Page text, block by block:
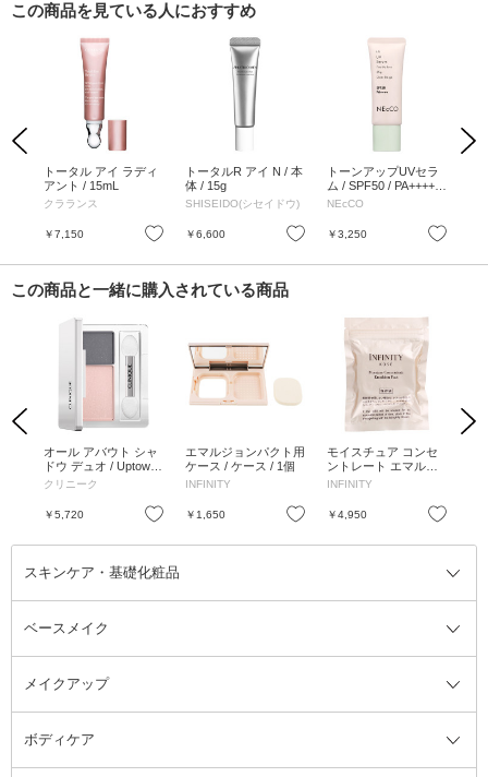
この商品を見ている人におすすめ
Previous
お気に入り
トータル アイ ラディ
アント / 15mL
クラランス
￥7,150 お気に入り
トータルR アイ N / 本
体 / 15g
SHISEIDO(シセイドウ)
￥6,600 お気に入り
トーンアップUVセラ
ム / SPF50 / PA++++ /
クリア / 25g
NEcCO
￥3,250
Next
この商品と一緒に購入されている商品
Previous
お気に入り
オール アバウト シャ
ドウ デュオ / Uptown/
Downtown - Shimmer/
クリニーク
￥5,720 お気に入り
エマルジョンパクト用
ケース / ケース / 1個
INFINITY
￥1,650 お気に入り
モイスチュア コンセ
ントレート エマルジ
ョン パクト / SPF30 /
205 ピンクオークル /
10g
INFINITY
￥4,950
Next
スキンケア・基礎化粧品
スキンケア・基礎化粧品全て
洗顔料
美容液
ベースメイク
ベースメイク全て
BBクリーム
メイクアップ
メイクアップ全て
ボディケア